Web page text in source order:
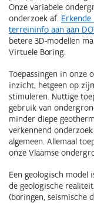
Onze variabele
onderzoek af.
terreininfo aan aan
betere 3D-modellen
Virtuele Boring.
Toepassingen in onze
inzicht, hetgeen op
stimuleren. Nuttige
gebruik van
minder diepe
verkennend
algemeen. Allemaal
onze Vlaamse
Een geologisch model
de geologische
(boringen, seismische